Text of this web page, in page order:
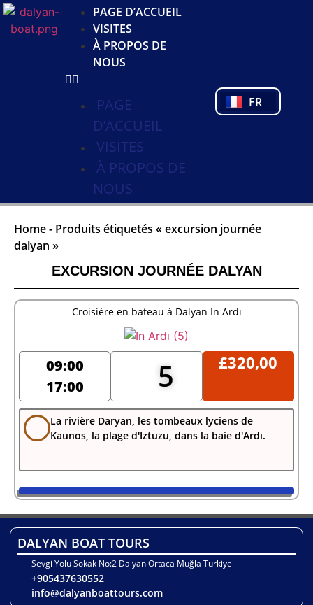
PAGE D’ACCUEIL
VISITES
À PROPOS DE
NOUS
PAGE
D’ACCUEIL
VISITES
À PROPOS DE
NOUS
FR
PT
TR
Home- Produits étiquetés « excursion journée
dalyan »
EXCURSION JOURNÉE DALYAN
Croisière en bateau à Dalyan In Ardı
09:00
17:00
5 £320,00
La rivière Daryan, les tombeaux lyciens de
Kaunos, la plage d'Iztuzu, dans la baie d'Ardı.
DALYAN BOAT TOURS
Sevgi Yolu Sokak No:2 Dalyan Ortaca Muğla Turkiye
+905437630552
info@dalyanboattours.com